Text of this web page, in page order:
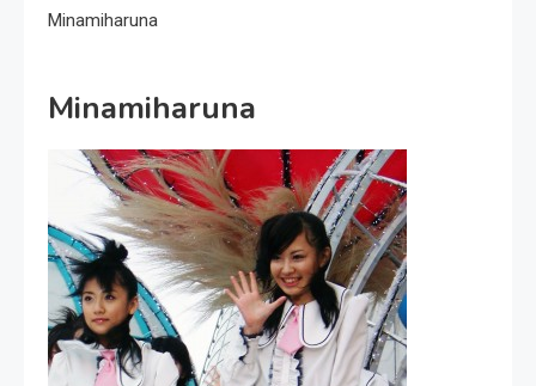
Minamiharuna
Minamiharuna